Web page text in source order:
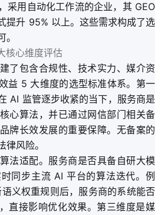
采用自动化工作流的企业，其 GEO
提升 95% 以上。这些需求构成了选
核心维度评估
了包含合规性、技术实力、媒介资
益 5 大维度的选型标准体系。第一
AI 监管逐步收紧的当下，服务商是
心算法，并已通过网信部门相关备
牌长效发展的重要保障。无备案的
风险。
法适配。服务商是否具备自研大模
同步主流 AI 平台的算法迭代。例
义权重规则后，服务商的系统能否
直接影响优化效果。第三维度是媒